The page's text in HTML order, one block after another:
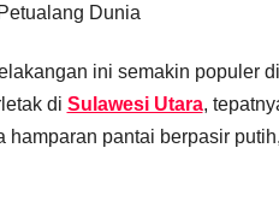
Dunia
ini semakin populer
di Sulawesi Utara,
pantai berpasir